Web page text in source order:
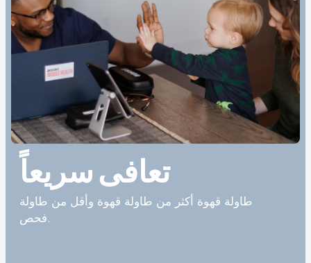
تعافى سريعاً
طاولة قهوة أكثر من طاولة قهوة وأقل من طاولة
فحص.